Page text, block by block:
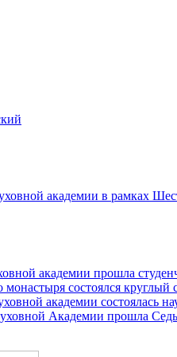
академии в рамках
академии прошла
монастыря состоялся
академии состоялась
Академии прошла